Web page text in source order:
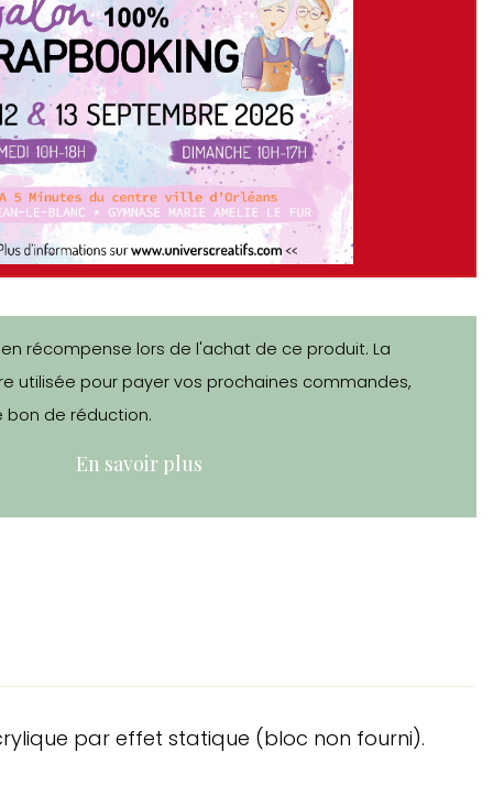
récompense lors de l'achat de ce produit. La
utilisée pour payer vos prochaines commandes,
de réduction.
En savoir plus
par effet statique (bloc non fourni).